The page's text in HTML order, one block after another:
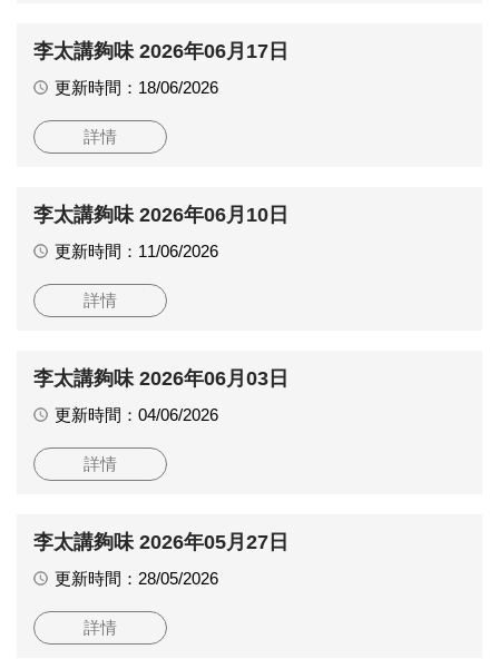
李太講夠味 2026年06月17日
更新時間：18/06/2026
詳情
李太講夠味 2026年06月10日
更新時間：11/06/2026
詳情
李太講夠味 2026年06月03日
更新時間：04/06/2026
詳情
李太講夠味 2026年05月27日
更新時間：28/05/2026
詳情